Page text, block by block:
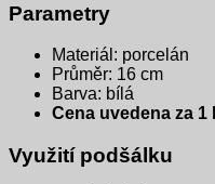
Parametry
Materiál: porcelán
Průměr: 16 cm
Barva: bílá
Cena uvedena za
Využití podšálku